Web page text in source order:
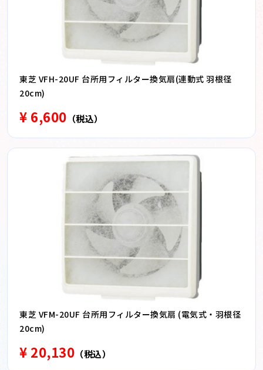
東芝 VFH-20UF 台所用フィルター換気扇(連動式 羽根径
20cm)
¥ 6,600 （税込）
東芝 VFM-20UF 台所用フィルター換気扇 (電気式・羽根径
20cm)
¥ 20,130 （税込）